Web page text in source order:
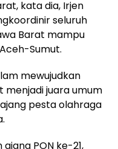
kata dia, Irjen
seluruh
Barat mampu
Sumut.
mewujudkan
juara umum
pesta olahraga
PON ke-21,